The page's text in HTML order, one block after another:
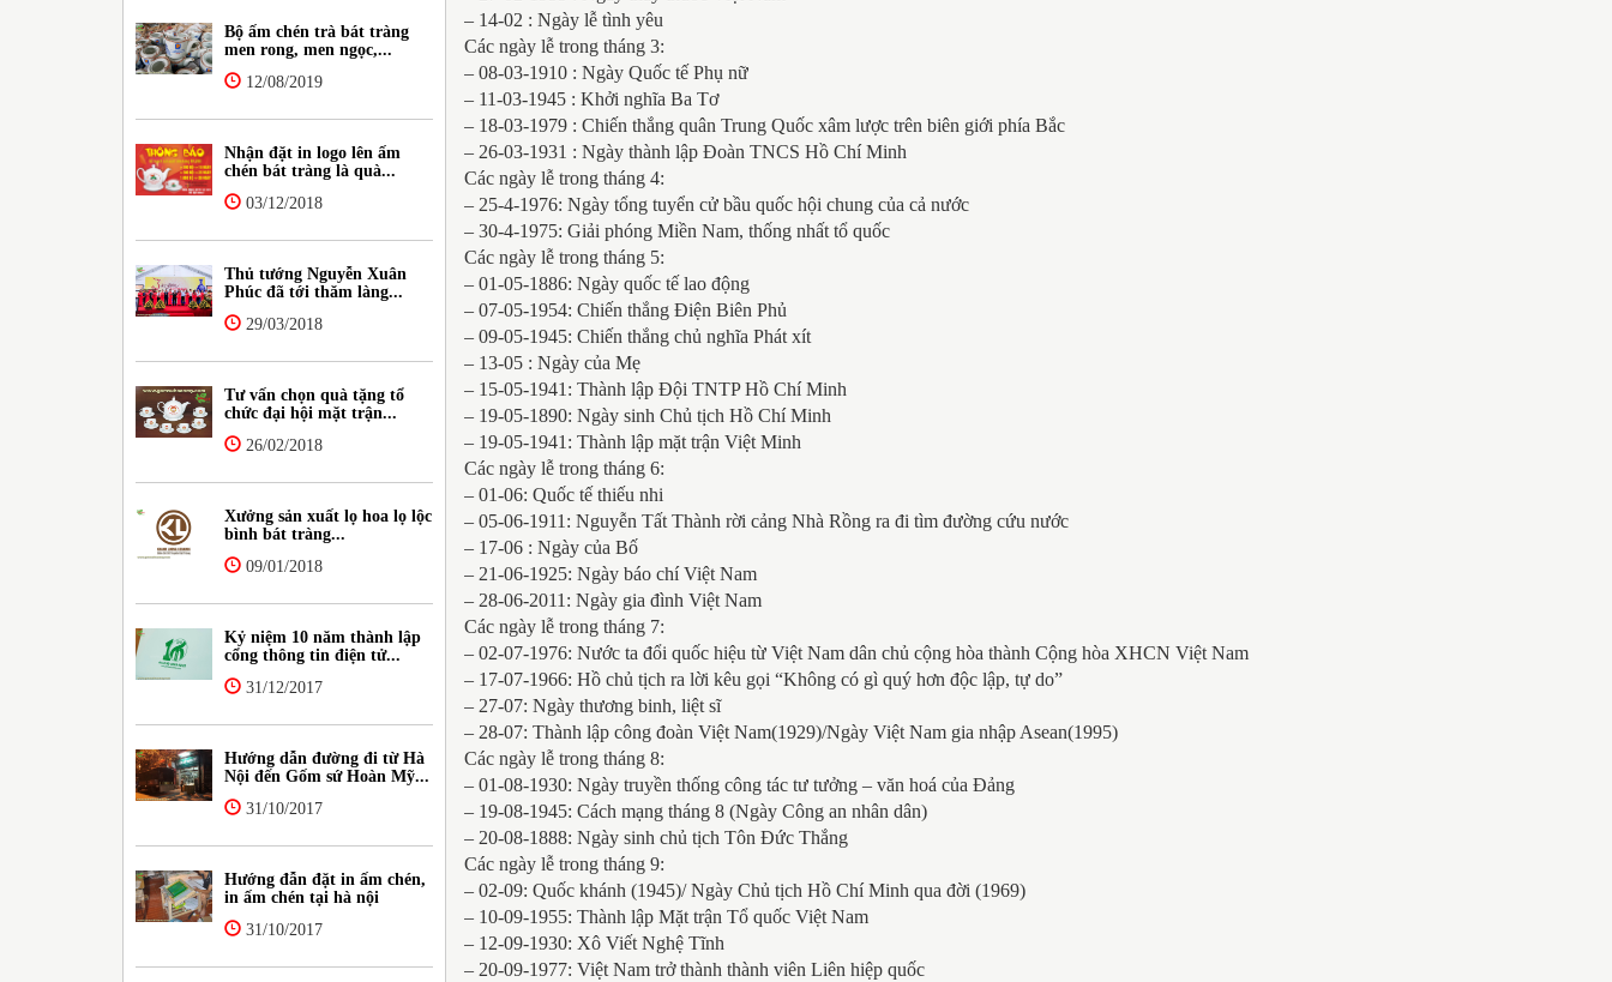
Bộ ấm chén trà bát tràng
men rong, men ngọc,...
12/08/2019
Nhận đặt in logo lên ấm
chén bát tràng là quà...
03/12/2018
Thủ tướng Nguyễn Xuân
Phúc đã tới thăm làng...
29/03/2018
Tư vấn chọn quà tặng tổ
chức đại hội mặt trận...
26/02/2018
Xưởng sản xuất lọ hoa lọ lộc
bình bát tràng...
09/01/2018
Kỷ niệm 10 năm thành lập
cổng thông tin điện tử...
31/12/2017
Hướng dẫn đường đi từ Hà
Nội đến Gốm sứ Hoàn Mỹ...
31/10/2017
Hướng đẫn đặt in ấm chén,
in ấm chén tại hà nội
31/10/2017
– 14-02 : Ngày lễ tình yêu
Các ngày lễ trong tháng 3:
– 08-03-1910 : Ngày Quốc tế Phụ nữ
– 11-03-1945 : Khởi nghĩa Ba Tơ
– 18-03-1979 : Chiến thắng quân Trung Quốc xâm lược trên biên giới phía Bắc
– 26-03-1931 : Ngày thành lập Đoàn TNCS Hồ Chí Minh
Các ngày lễ trong tháng 4:
– 25-4-1976: Ngày tổng tuyển cử bầu quốc hội chung của cả nước
– 30-4-1975: Giải phóng Miền Nam, thống nhất tổ quốc
Các ngày lễ trong tháng 5:
– 01-05-1886: Ngày quốc tế lao động
– 07-05-1954: Chiến thắng Điện Biên Phủ
– 09-05-1945: Chiến thắng chủ nghĩa Phát xít
– 13-05 : Ngày của Mẹ
– 15-05-1941: Thành lập Đội TNTP Hồ Chí Minh
– 19-05-1890: Ngày sinh Chủ tịch Hồ Chí Minh
– 19-05-1941: Thành lập mặt trận Việt Minh
Các ngày lễ trong tháng 6:
– 01-06: Quốc tế thiếu nhi
– 05-06-1911: Nguyễn Tất Thành rời cảng Nhà Rồng ra đi tìm đường cứu nước
– 17-06 : Ngày của Bố
– 21-06-1925: Ngày báo chí Việt Nam
– 28-06-2011: Ngày gia đình Việt Nam
Các ngày lễ trong tháng 7:
– 02-07-1976: Nước ta đổi quốc hiệu từ Việt Nam dân chủ cộng hòa thành Cộng hòa XHCN Việt Nam
– 17-07-1966: Hồ chủ tịch ra lời kêu gọi “Không có gì quý hơn độc lập, tự do”
– 27-07: Ngày thương binh, liệt sĩ
– 28-07: Thành lập công đoàn Việt Nam(1929)/Ngày Việt Nam gia nhập Asean(1995)
Các ngày lễ trong tháng 8:
– 01-08-1930: Ngày truyền thống công tác tư tưởng – văn hoá của Đảng
– 19-08-1945: Cách mạng tháng 8 (Ngày Công an nhân dân)
– 20-08-1888: Ngày sinh chủ tịch Tôn Đức Thắng
Các ngày lễ trong tháng 9:
– 02-09: Quốc khánh (1945)/ Ngày Chủ tịch Hồ Chí Minh qua đời (1969)
– 10-09-1955: Thành lập Mặt trận Tổ quốc Việt Nam
– 12-09-1930: Xô Viết Nghệ Tĩnh
– 20-09-1977: Việt Nam trở thành thành viên Liên hiệp quốc